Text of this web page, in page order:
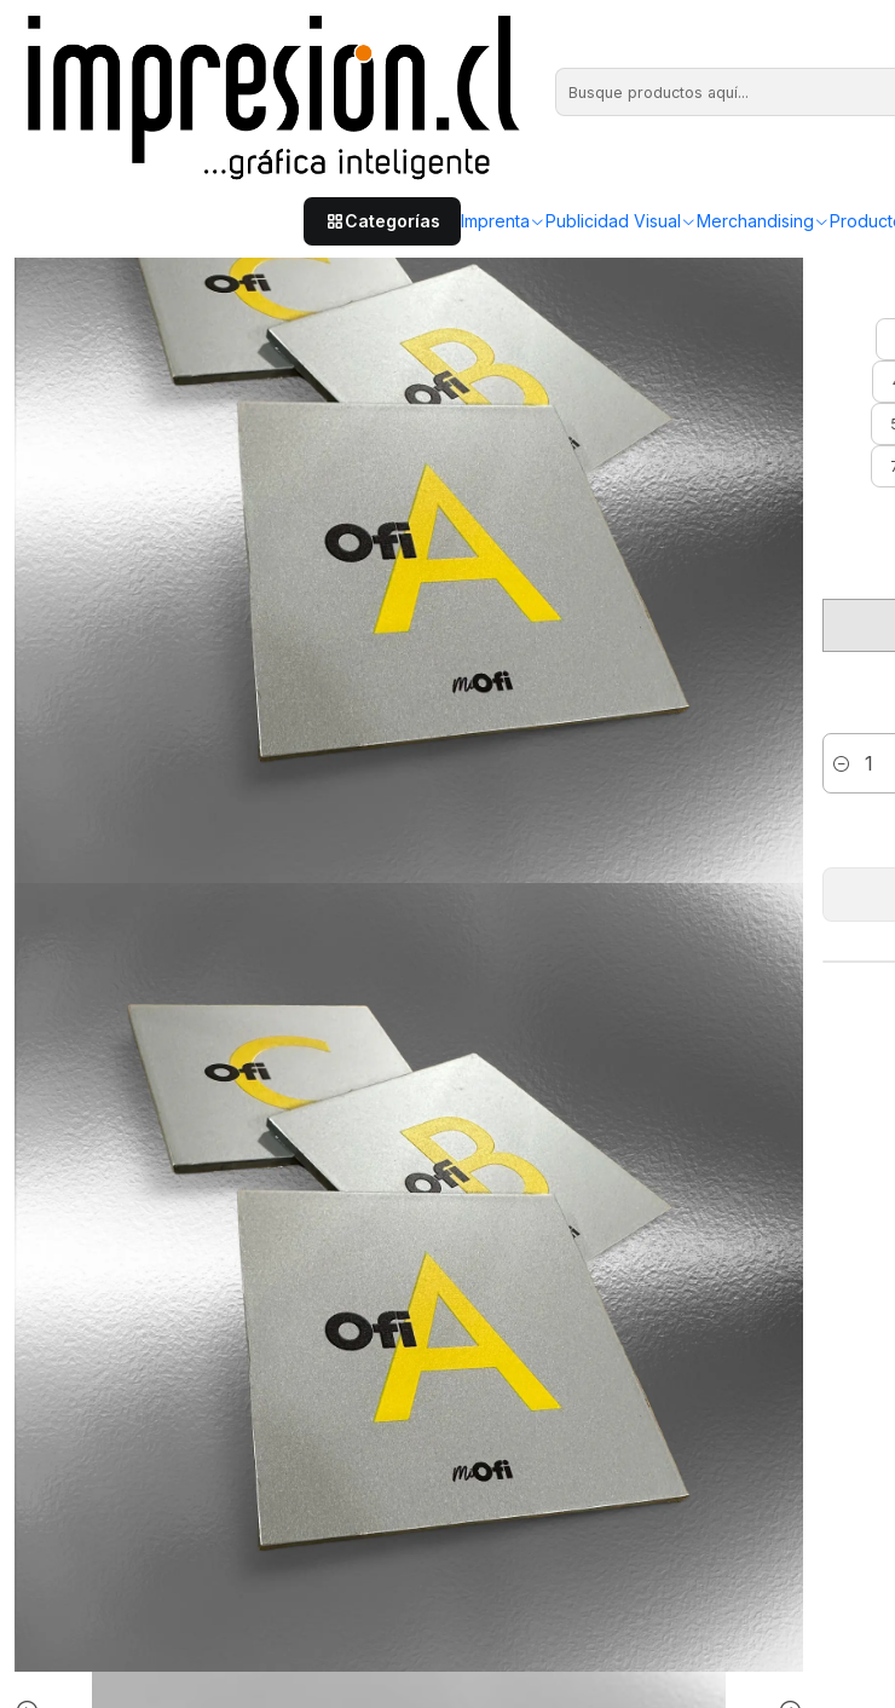
Categorías Imprenta Publicidad Visual Merchandising
Cantidad